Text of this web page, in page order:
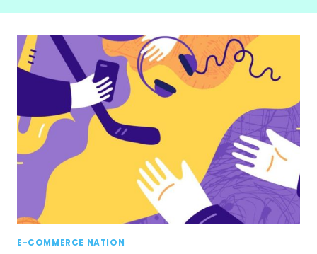
E-COMMERCE NATION